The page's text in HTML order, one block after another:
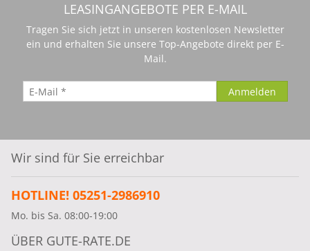
LEASINGANGEBOTE PER E-MAIL
Tragen Sie sich jetzt in unseren kostenlosen Newsletter
ein und erhalten Sie unsere Top-Angebote direkt per E-
Mail.
Wir sind für Sie erreichbar
HOTLINE! 05251-2986910
Mo. bis Sa. 08:00-19:00
ÜBER GUTE-RATE.DE